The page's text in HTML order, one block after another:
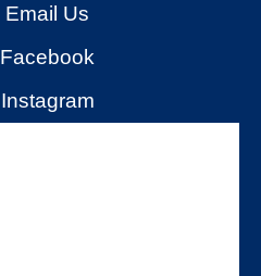
Email Us
Facebook
Instagram